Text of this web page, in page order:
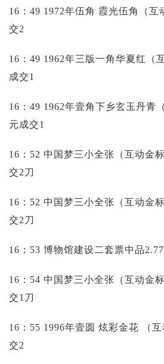
16：49 1972年伍角 霞光伍角（互
交2
16：49 1962年三版一角华夏红（
成交1
16：49 1962年壹角下乡玄玉丹青
元成交1
16：52 中国梦三小全张（互动金
交2刀
16：52 中国梦三小全张（互动金
交2刀
16：53 博物馆建设二套票中品
16：54 中国梦三小全张（互动金
交1刀
16：55 1996年壹圆 炫彩金花 （
交2